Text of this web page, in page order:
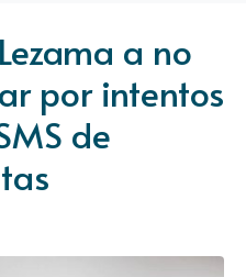
a no
por intentos
de